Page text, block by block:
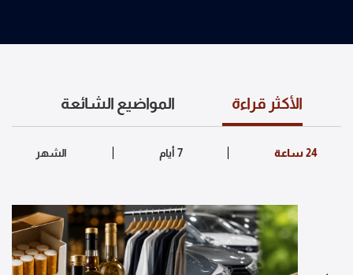
الأكثر قراءة المواضيع الشائعة